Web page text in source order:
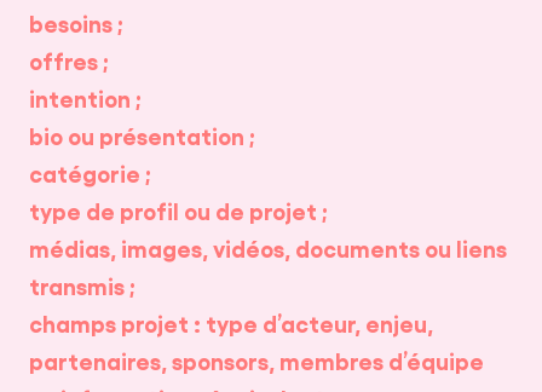
besoins ;
offres ;
intention ;
bio ou présentation ;
catégorie ;
type de profil ou de projet ;
médias, images, vidéos, documents ou liens
transmis ;
champs projet : type d’acteur, enjeu,
partenaires, sponsors, membres d’équipe